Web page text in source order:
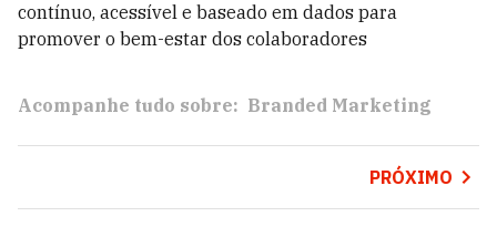
contínuo, acessível e baseado em dados para
promover o bem-estar dos colaboradores
Acompanhe tudo sobre: Branded Marketing
PRÓXIMO